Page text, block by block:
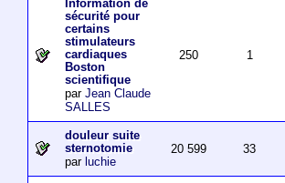
Information de
sécurité pour
certains
stimulateurs
cardiaques
Boston
scientifique
par Jean Claude
SALLES
250 1
douleur suite
sternotomie
par luchie
20 599 33